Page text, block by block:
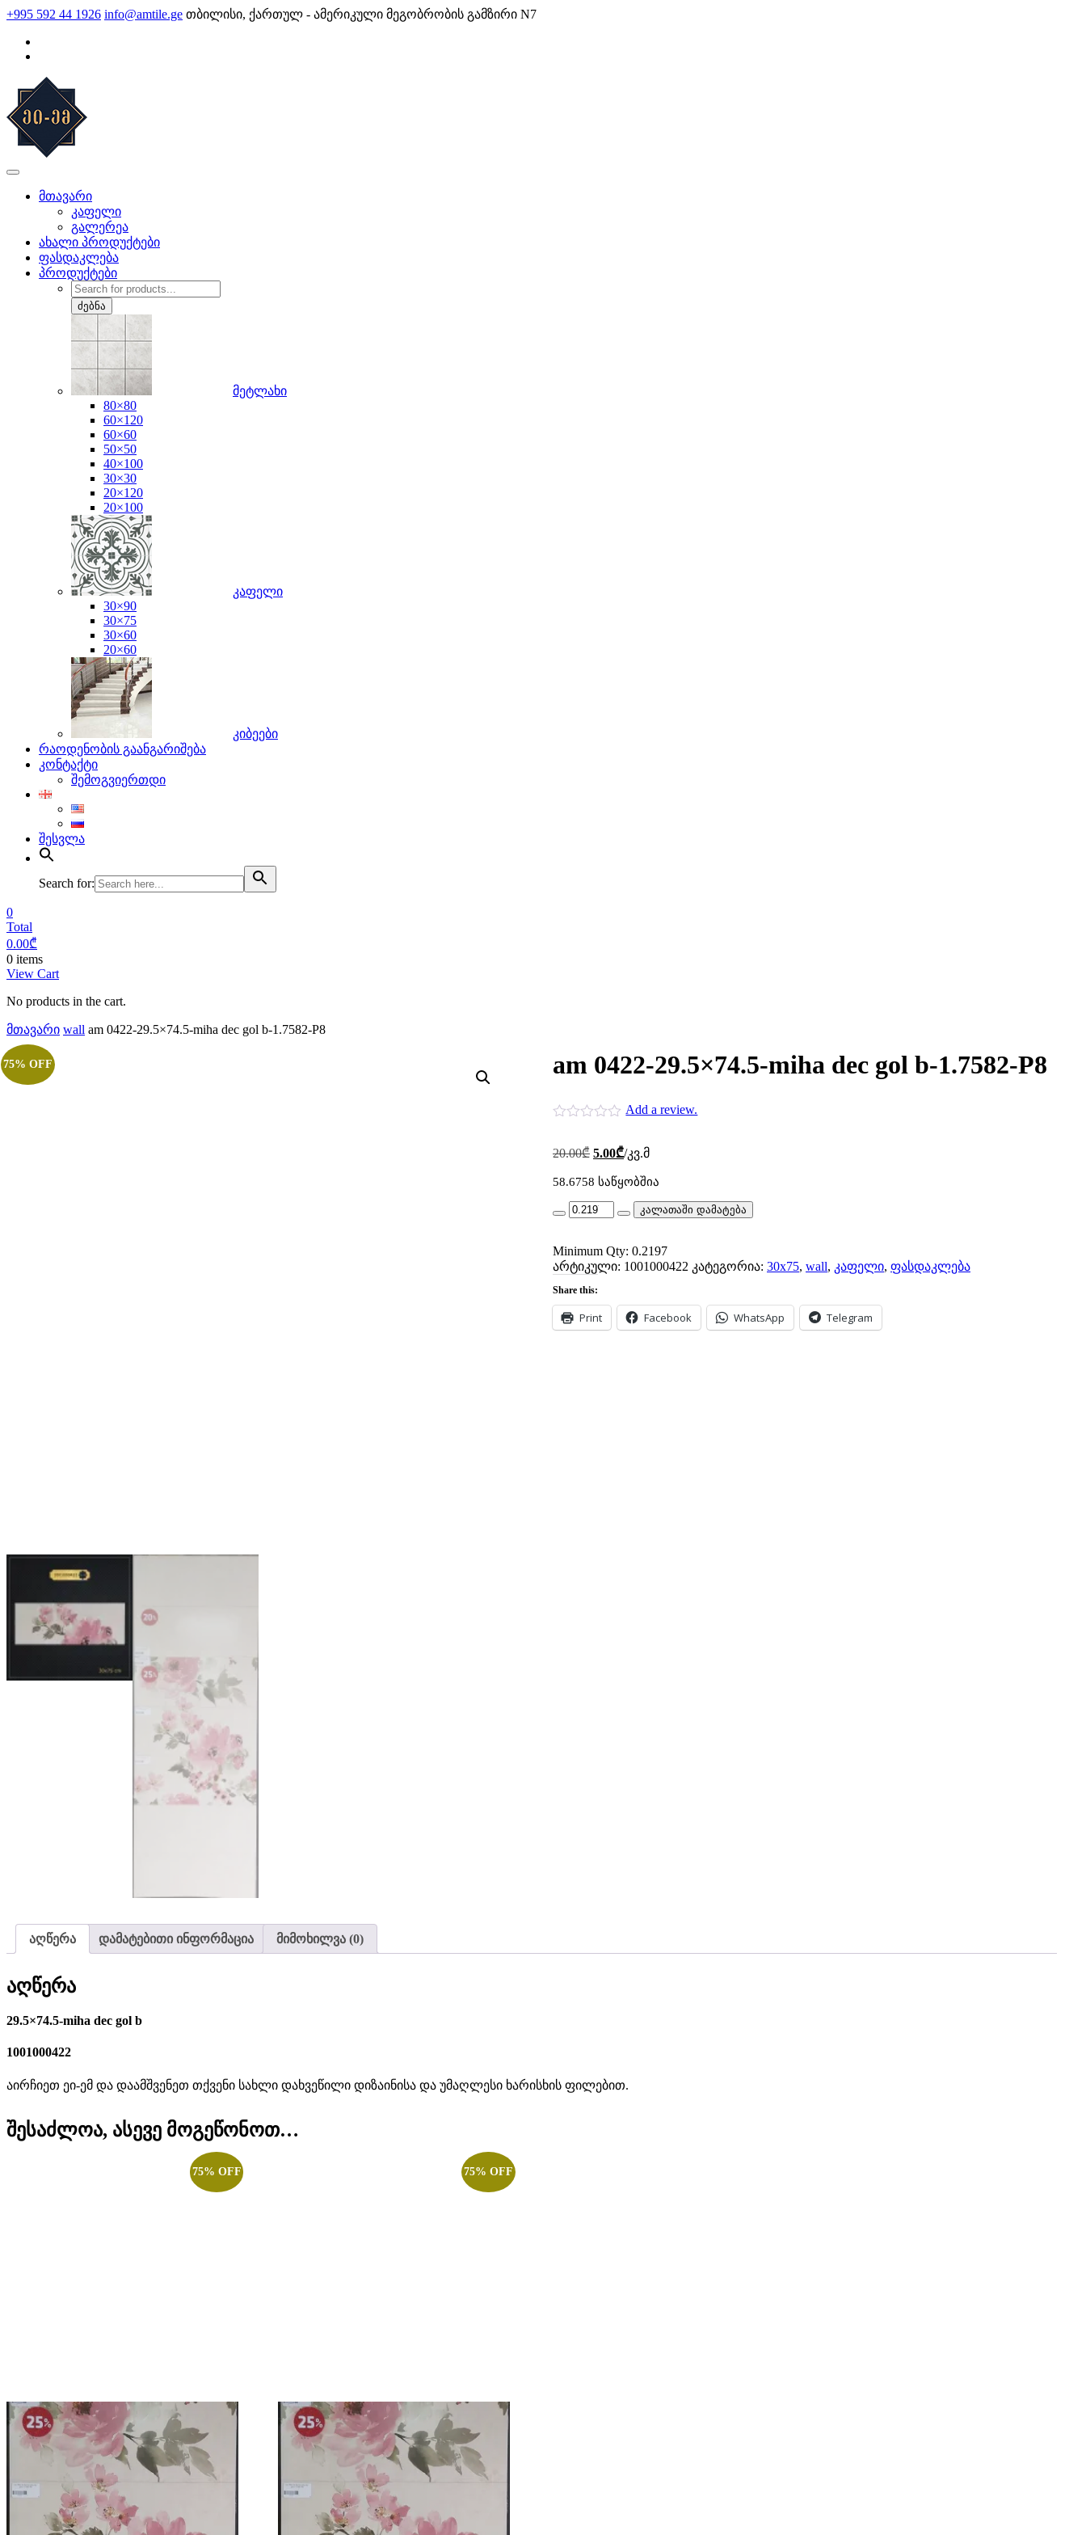
Skip
content
+995 592 44 1926 info@amtile.ge თბილისი, ქართულ - ამერიკული მეგობრობის გამზირი N7
მთავარი
კაფელი
გალერეა
ახალი პროდუქტები
ფასდაკლება
პროდუქტები
Products
search
ძებნა
მეტლახი
80×80
60×120
60×60
50×50
40×100
30×30
20×120
20×100
კაფელი
30×90
30×75
30×60
20×60
კიბეები
რაოდენობის გაანგარიშება
კონტაქტი
შემოგვიერთდი
შესვლა
Search for:
0
Total
0.00₾
0 items
View Cart
No products in the cart.
მთავარი wall am 0422-29.5×74.5-miha dec gol b-1.7582-P8
75% OFF am 0422-29.5×74.5-miha dec gol b-1.7582-P8
Add a review.
20.00₾ Original
was:
5.00₾Current
price
is:
/კვ.მ
58.6758 საწყობშია
am
0422-
miha
dec
b-
1.7582-
P8
კალათაში დამატება
Minimum Qty: 0.2197
არტიკული: 1001000422 კატეგორია: 30x75, wall, კაფელი, ფასდაკლება
Share this:
Print Facebook WhatsApp Telegram
აღწერა დამატებითი ინფორმაცია მიმოხილვა (0)
აღწერა
29.5×74.5-miha dec gol b
1001000422
აირჩიეთ ეი-ემ და დაამშვენეთ თქვენი სახლი დახვეწილი დიზაინისა და უმაღლესი ხარისხის ფილებით.
შესაძლოა, ასევე მოგეწონოთ…
75% OFF 75% OFF